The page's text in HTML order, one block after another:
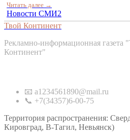
Читать далее →
Новости СМИ2
Твой Континент
Рекламно-информационная газета
Континент"
📧 a1234561890@mail.ru
📞 +7(34357)6-00-75
Территория распространения:
Кировград, В-Тагил, Невьянск)